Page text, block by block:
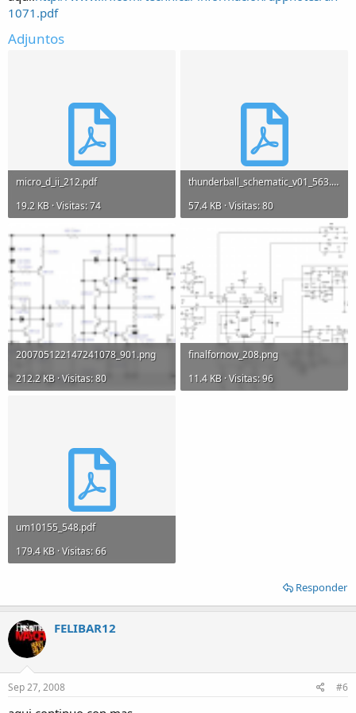
1071.pdf
Adjuntos
micro_d_ii_212.pdf
19.2 KB · Visitas: 74
thunderball_schematic_v01_563.pdf
57.4 KB · Visitas: 80
200705122147241078_901.png
212.2 KB · Visitas: 80
finalfornow_208.png
11.4 KB · Visitas: 96
um10155_548.pdf
179.4 KB · Visitas: 66
Responder
FELIBAR12
Sep 27, 2008 #6